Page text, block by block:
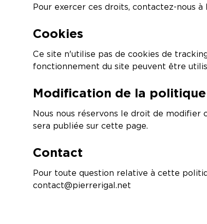
Pour exercer ces droits, contactez-nous à
Cookies
Ce site n'utilise pas de cookies de
fonctionnement du site peuvent être
Modification de la politique
Nous nous réservons le droit de
sera publiée sur cette page.
Contact
Pour toute question relative à cette
contact@pierrerigal.net